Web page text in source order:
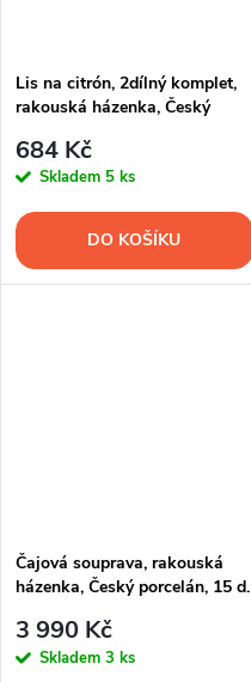
Lis na citrón, 2dílný komplet,
rakouská házenka, Český
684 Kč
Skladem 5 ks
DO KOŠÍKU
Čajová souprava, rakouská
házenka, Český porcelán, 15 d.
3 990 Kč
Skladem 3 ks